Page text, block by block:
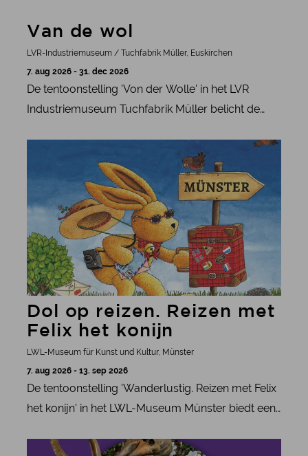
reclame in de schoonheidsindustrie.
Van de wol
LVR-Industriemuseum / Tuchfabrik Müller, Euskirchen
7. aug 2026 - 31. dec 2026
De tentoonstelling 'Von der Wolle' in het LVR
Industriemuseum Tuchfabrik Müller belicht de
in de mode, technologie en industrialisatie.
meer informatie
Dol op reizen. Reizen met
Felix het konijn
LWL-Museum für Kunst und Kultur, Münster
7. aug 2026 - 13. sep 2026
De tentoonstelling 'Wanderlustig. Reizen met Felix
het konijn' in het LWL-Museum Münster biedt een
cultuur en duurzaam toerisme.
meer informatie